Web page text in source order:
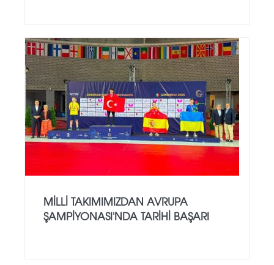
MILLI TAKIMIMIZDAN AVRUPA
ŞAMPIYONASI'NDA TARIHI BAŞARI